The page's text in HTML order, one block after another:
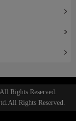
Rights Reserved.
Rights Reserved.